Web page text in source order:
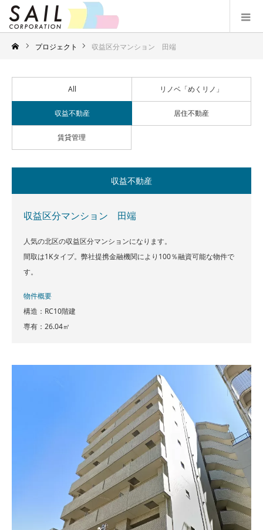
プロジェクト 収益区分マンション 田端
All リノベ「めくリノ」
収益不動産 居住不動産
賃貸管理
収益不動産
収益区分マンション 田端
人気の北区の収益区分マンションになります。
間取は1Kタイプ。弊社提携金融機関により100％融資可能な物件で
す。
物件概要
構造：RC10階建
専有：26.04㎡